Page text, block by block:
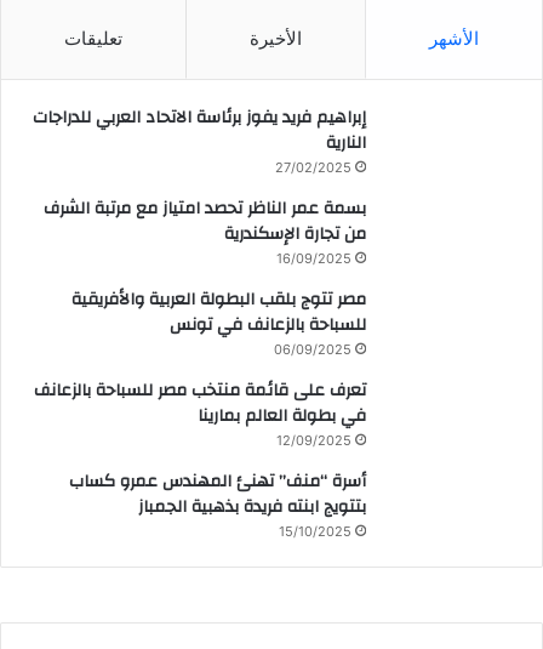
الأشهر الأخيرة تعليقات
إبراهيم فريد يفوز برئاسة الاتحاد العربي للدراجات
النارية
27/02/2025
بسمة عمر الناظر تحصد امتياز مع مرتبة الشرف
من تجارة الإسكندرية
16/09/2025
مصر تتوج بلقب البطولة العربية والأفريقية
للسباحة بالزعانف في تونس
06/09/2025
تعرف على قائمة منتخب مصر للسباحة بالزعانف
في بطولة العالم بمارينا
12/09/2025
أسرة “منف” تهنئ المهندس عمرو كساب
بتتويج ابنته فريدة بذهبية الجمباز
15/10/2025